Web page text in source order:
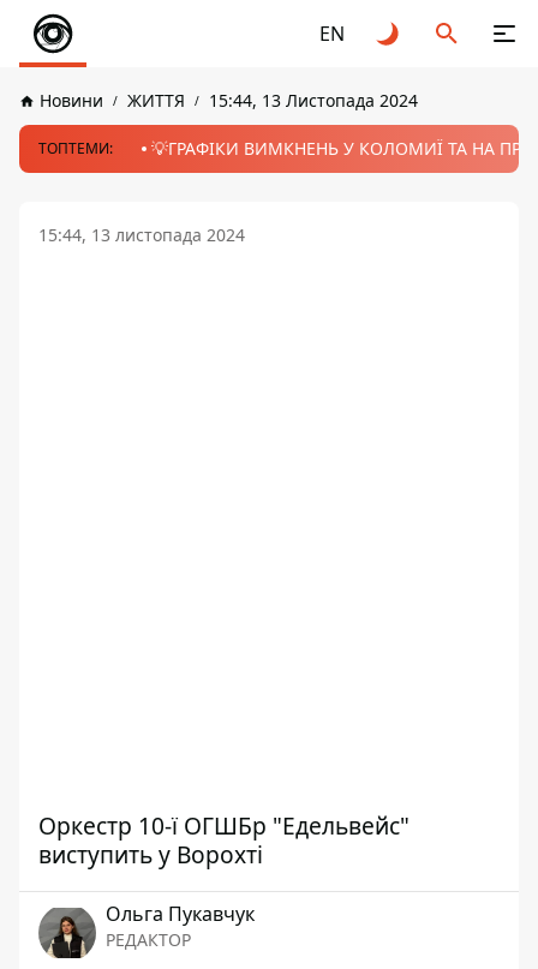
EN
Новини ЖИТТЯ 15:44, 13 Листопада 2024
ТОПТЕМИ: 💡ГРАФІКИ ВИМКНЕНЬ У КОЛОМИЇ ТА НА
15:44, 13 листопада 2024
Оркестр 10-ї ОГШБр "Едельвейс"
виступить у Ворохті
Ольга Пукавчук
РЕДАКТОР